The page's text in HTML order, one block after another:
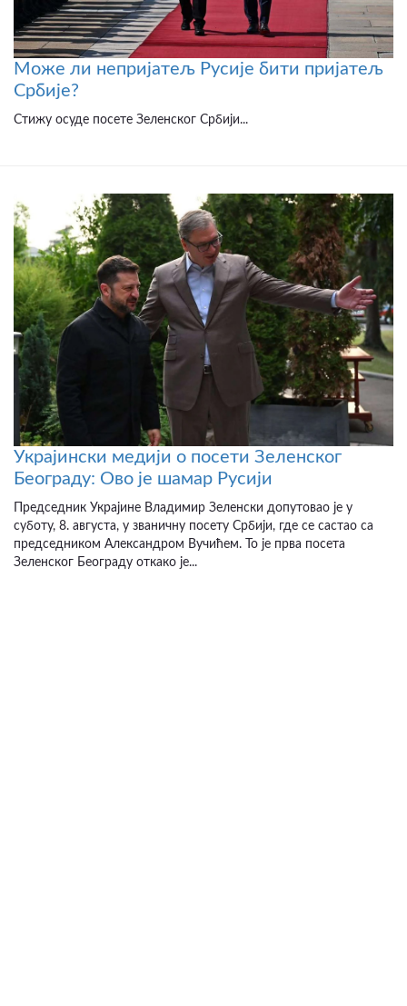
Може ли непријатељ Русије бити пријатељ
Србије?
Стижу осуде посете Зеленског Србији...
Украјински медији о посети Зеленског
Београду: Ово је шамар Русији
Председник Украјине Владимир Зеленски допутовао је у
суботу, 8. августа, у званичну посету Србији, где се састао са
председником Александром Вучићем. То је прва посета
Зеленског Београду откако је...